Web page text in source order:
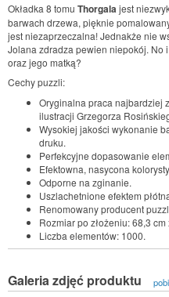
Okładka 8 tomu Thorgalajest
barwach drzewa, pięknie
jest niezaprzeczalna! Jednakże nie
Jolana zdradza pewien niepokój. No
oraz jego matką?
Cechy puzzli:
Oryginalna praca najbardziej
ilustracji Grzegorza
Wysokiej jakości wykonanie
druku.
Perfekcyjne dopasowanie
Efektowna, nasycona
Odporne na zginanie.
Uszlachetnione efektem
Renomowany producent
Rozmiar po złożeniu: 68,3 cm
Liczba elementów: 1000.
Galeria zdjęć produktu